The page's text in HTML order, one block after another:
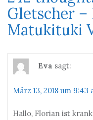
Gletscher –
Matukituki
Eva sagt:
März 13, 2018 um 9:43
Hallo, Florian ist